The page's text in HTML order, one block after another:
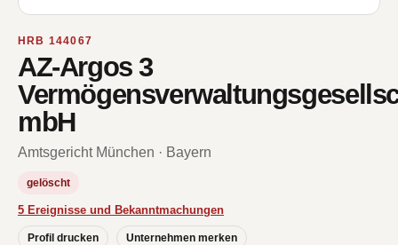
HRB 144067
AZ-Argos 3
mbH
Amtsgericht München · Bayern
gelöscht
5 Ereignisse und Bekanntmachungen
Profil drucken Unternehmen merken